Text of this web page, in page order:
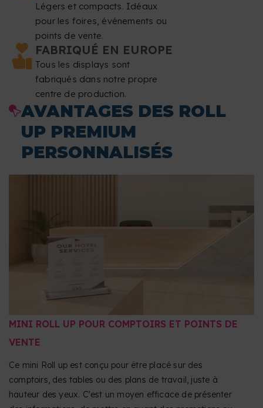
passe.
Typographie: les polices doivent être incorporées ou
vectorisées.
Taille de police minimale: 20 pt.
Épaisseur de ligne minimale : 1,5 point 0,5 mm.
Surimpression: nous ne corrigeons pas les paramètres
de surimpression.
Pour préparer correctement votre fichier nous vous
conseillons de télécharger le gabarit que vous trouverez
Légers et compacts. Idéaux
pour les foires, événements ou
points de vente.
FABRIQUÉ EN EUROPE
Tous les displays sont
fabriqués dans notre propre
centre de production.
AVANTAGES DES ROLL
UP PREMIUM
PERSONNALISÉS
MINI ROLL UP POUR COMPTOIRS ET POINTS DE
VENTE
Ce mini Roll up est conçu pour être placé sur des
comptoirs, des tables ou des plans de travail, juste à
hauteur des yeux. C'est un moyen efficace de présenter